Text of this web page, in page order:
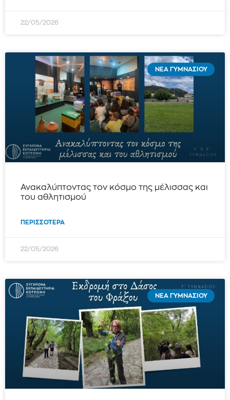
22/05/2026
ΝΈΑ ΓΥΜΝΑΣΊΟΥ
Ανακαλύπτοντας τον κόσμο της μέλισσας και
του αθλητισμού
ΠΕΡΙΣΣΌΤΕΡΑ
22/05/2026
ΝΈΑ ΓΥΜΝΑΣΊΟΥ